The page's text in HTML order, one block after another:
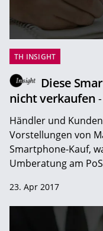
TH INSIGHT
Diese
nicht verkaufen
Händler und
Vorstellungen von
Smartphone-Kauf,
Umberatung am
23. Apr 2017